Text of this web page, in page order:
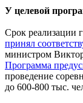
У целевой
Срок реализации
принял
министром
Программа
проведение
до 600-800 тыс.